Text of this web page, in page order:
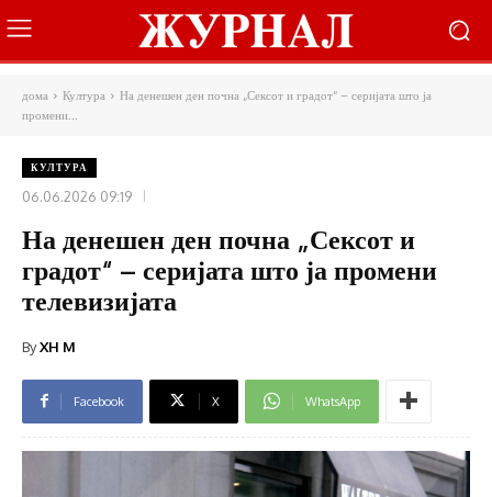
дома Култура
На денешен ден почна „Сексот и градот“ – серијата што ја
промени...
КУЛТУРА
06.06.2026 09:19
На денешен ден почна „Сексот и
градот“ – серијата што ја промени
телевизијата
ByXH M
Facebook X WhatsApp